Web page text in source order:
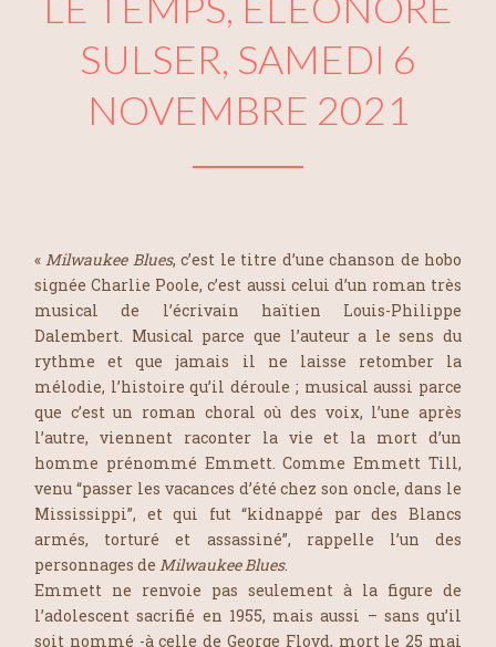
SULSER, SAMEDI 6
NOVEMBRE 2021
«Milwaukee Blues, c’est le titre d’une chanson de hobo
signée Charlie Poole, c’est aussi celui d’un roman très
musical de l’écrivain haïtien Louis-Philippe
Dalembert. Musical parce que l’auteur a le sens du
rythme et que jamais il ne laisse retomber la
mélodie, l’histoire qu’il déroule ; musical aussi parce
que c’est un roman choral où des voix, l’une après
l’autre, viennent raconter la vie et la mort d’un
homme prénommé Emmett. Comme Emmett Till,
venu “passer les vacances d’été chez son oncle, dans le
Mississippi”, et qui fut“kidnappé par des Blancs
armés, torturé et assassiné”, rappelle l’un des
personnages de Milwaukee Blues.
Emmett ne renvoie pas seulement à la figure de
l’adolescent sacrifié en 1955, mais aussi – sans qu’il
soit nommé -à celle de George Floyd, mort le 25 mai